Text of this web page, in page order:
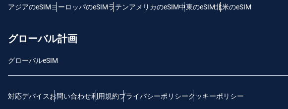
アジアのeSIMヨーロッパのeSIMラテンアメリカのeSIM中東のeSIM北米のeSIM
グローバル計画
グローバルeSIM
対応デバイスお問い合わせ利用規約プライバシーポリシークッキーポリシー
Polski
THB - タイ・バーツ